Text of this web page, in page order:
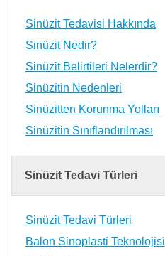
Sinüzit Tedavisi Hakkında
Sinüzit Nedir?
Sinüzit Belirtileri Nelerdir?
Sinüzitin Nedenleri
Sinüzitten Korunma Yolları
Sinüzitin Sınıflandırılması
Sinüzit Tedavi Türleri
Sinüzit Tedavi Türleri
Balon Sinoplasti Teknolojisi